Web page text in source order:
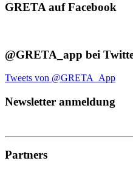
GRETA auf Facebook
@GRETA_app bei
Tweets von @GRETA_App
Newsletter anmeldung
Partners